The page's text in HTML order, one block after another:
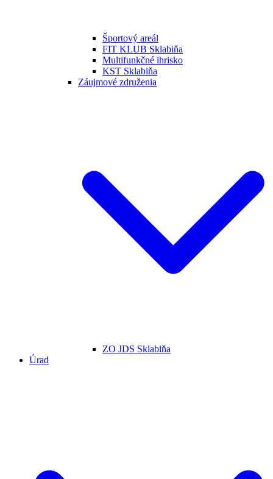
Športový areál
FIT KLUB Sklabiňa
Multifunkčné ihrisko
KST Sklabiňa
Záujmové združenia
ZO JDS Sklabiňa
Úrad